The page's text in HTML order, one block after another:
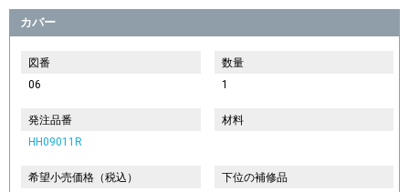
カバー
図番
06
数量
1
発注品番
HH09011R
材料
希望小売価格（税込）
下位の補修品